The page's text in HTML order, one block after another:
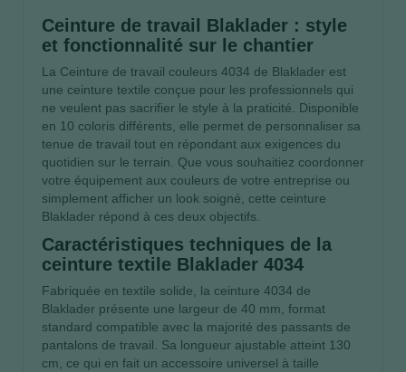
Ceinture de travail Blaklader : style
et fonctionnalité sur le chantier
La Ceinture de travail couleurs 4034 de Blaklader est
une ceinture textile conçue pour les professionnels qui
ne veulent pas sacrifier le style à la praticité. Disponible
en 10 coloris différents, elle permet de personnaliser sa
tenue de travail tout en répondant aux exigences du
quotidien sur le terrain. Que vous souhaitiez coordonner
votre équipement aux couleurs de votre entreprise ou
simplement afficher un look soigné, cette ceinture
Blaklader répond à ces deux objectifs.
Caractéristiques techniques de la
ceinture textile Blaklader 4034
Fabriquée en textile solide, la ceinture 4034 de
Blaklader présente une largeur de 40 mm, format
standard compatible avec la majorité des passants de
pantalons de travail. Sa longueur ajustable atteint 130
cm, ce qui en fait un accessoire universel à taille